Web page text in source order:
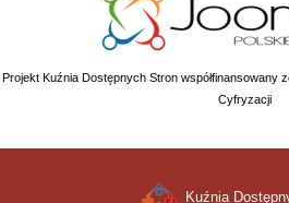
Projekt Kuźnia Dostępnych Stron współfinansowany
Cyfryzacji
Kuźnia